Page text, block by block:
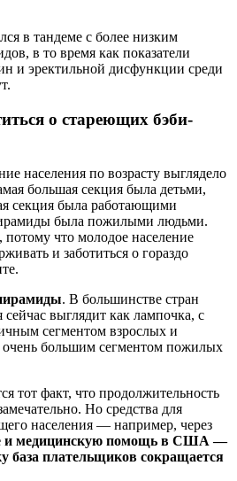
в тандеме с более низким
в то время как показатели
и эректильной дисфункции среди
о стареющих бэби-
населения по возрасту выглядело
большая секция была детьми,
секция была работающими
была пожилыми людьми.
что молодое население
и заботиться о гораздо
. В большинстве стран
сейчас выглядит как лампочка, с
сегментом взрослых и
большим сегментом пожилых
тот факт, что продолжительность
Но средства для
населения — например, через
и медицинскую помощь в США —
база плательщиков сокращается